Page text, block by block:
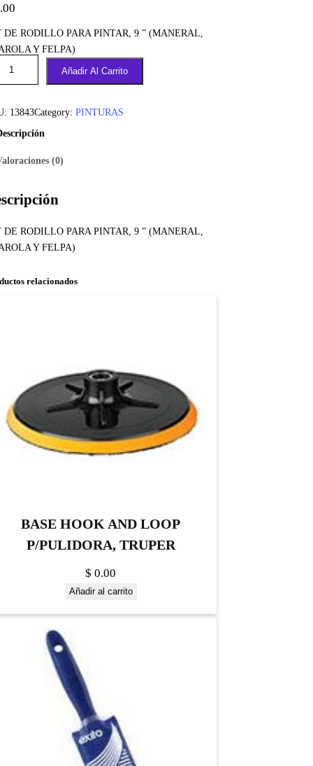
DE RODILLO PARA PINTAR, 9 ” (MANERAL,
Y FELPA)
Añadir Al Carrito
13843Category: PINTURAS
(0)
DE RODILLO PARA PINTAR, 9 ” (MANERAL,
Y FELPA)
relacionados
BASE HOOK AND LOOP
P/PULIDORA, TRUPER
$ 0.00
Añadir al carrito